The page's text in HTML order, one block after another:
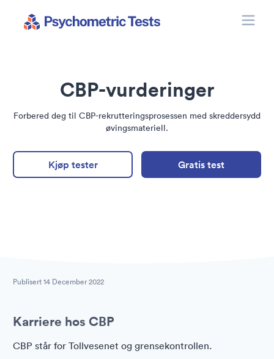
CBP-vurderinger
Forbered deg til CBP-rekrutteringsprosessen med skreddersydd
øvingsmateriell.
Kjøp tester Gratis test
Publisert14 December 2022
Karriere hos CBP
CBP står for Tollvesenet og grensekontrollen.